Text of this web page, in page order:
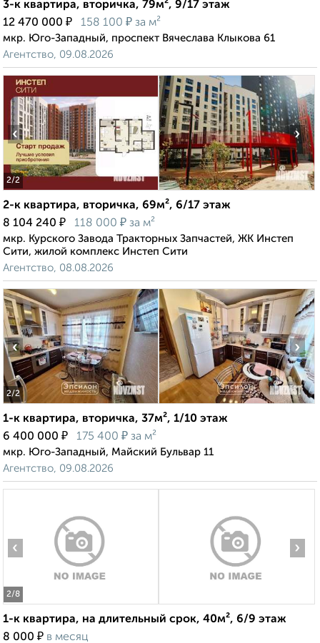
3-к квартира, вторичка, 79м², 9/17 этаж
12 470 000 ₽ 158 100 ₽ за м²
мкр. Юго-Западный, проспект Вячеслава Клыкова 61
Агентство, 09.08.2026
2/2
‹ ›
2-к квартира, вторичка, 69м², 6/17 этаж
8 104 240 ₽ 118 000 ₽ за м²
мкр. Курского Завода Тракторных Запчастей, ЖК Инстеп
Сити, жилой комплекс Инстеп Сити
Агентство, 08.08.2026
2/2
‹ ›
1-к квартира, вторичка, 37м², 1/10 этаж
6 400 000 ₽ 175 400 ₽ за м²
мкр. Юго-Западный, Майский Бульвар 11
Агентство, 09.08.2026
2/8
‹ ›
1-к квартира, на длительный срок, 40м², 6/9 этаж
8 000 ₽ в месяц